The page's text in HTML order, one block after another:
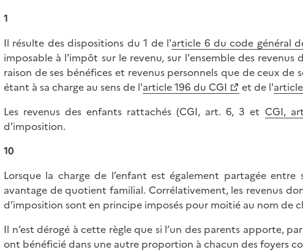
1
Il résulte des dispositions du 1 de l'article 6 du code général
imposable à l'impôt sur le revenu, sur l'ensemble des
raison de ses bénéfices et revenus personnels que de ceux de
étant à sa charge au sens de l'article 196 du CGI et de l'
Les revenus des enfants rattachés (CGI, art. 6, 3 et CGI,
d'imposition.
10
Lorsque la charge de l’enfant est également partagée entre
avantage de quotient familial. Corrélativement, les revenus
d’imposition sont en principe imposés pour moitié au nom de
Il n’est dérogé à cette règle que si l’un des parents apporte,
ont bénéficié dans une autre proportion à chacun des foyers